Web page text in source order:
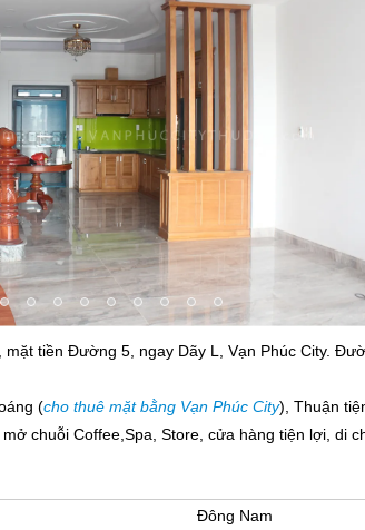
tiền Đường 5, ngay Dãy L, Vạn Phúc City.
(cho thuê mặt bằng Vạn Phúc City), Thuận
chuỗi Coffee,Spa, Store, cửa hàng tiện lợi, di
Đông Nam